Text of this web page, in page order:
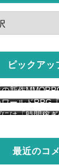
ピックアッ
新作
のベテラン達
になりすぎた
ールドRPG
簡易レビュー
は「時間稼
ルドのプレ
最近のコ